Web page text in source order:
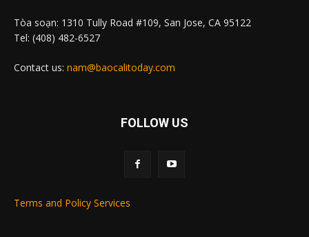
Tòa soạn: 1310 Tully Road #109, San Jose, CA 95122
Tel: (408) 482-6527
Contact us: nam@baocalitoday.com
FOLLOW US
Terms and Policy Services